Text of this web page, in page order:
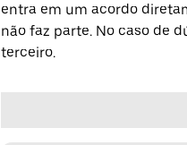
entra em um acordo
não faz parte. No caso de
terceiro.